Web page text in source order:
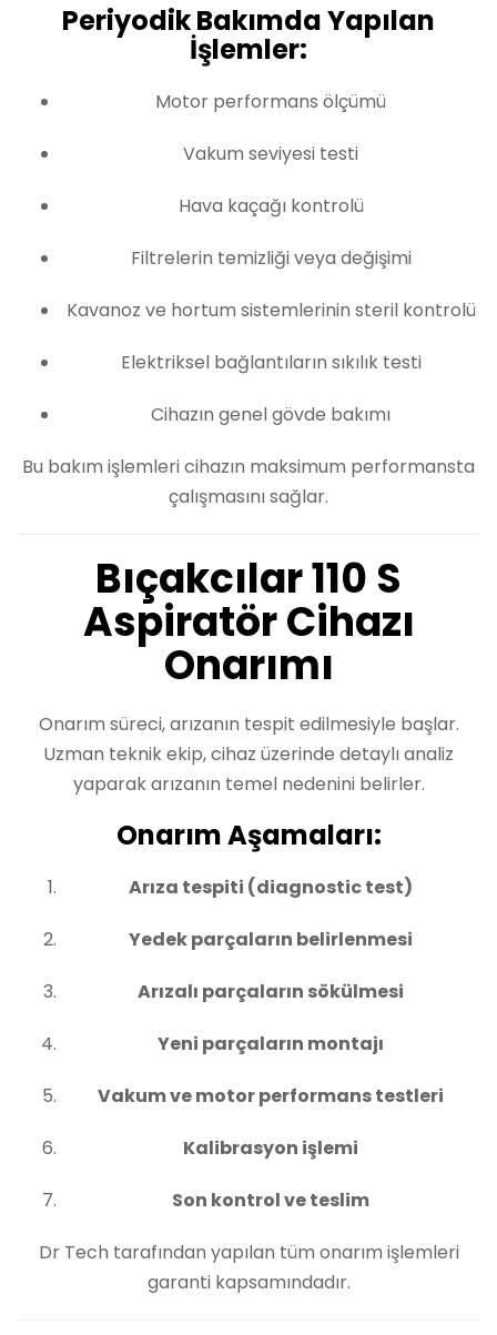
Periyodik Bakımda Yapılan
İşlemler:
Motor performans ölçümü
Vakum seviyesi testi
Hava kaçağı kontrolü
Filtrelerin temizliği veya değişimi
Kavanoz ve hortum sistemlerinin steril kontrolü
Elektriksel bağlantıların sıkılık testi
Cihazın genel gövde bakımı
Bu bakım işlemleri cihazın maksimum performansta
çalışmasını sağlar.
Bıçakcılar 110 S
Aspiratör Cihazı
Onarımı
Onarım süreci, arızanın tespit edilmesiyle başlar.
Uzman teknik ekip, cihaz üzerinde detaylı analiz
yaparak arızanın temel nedenini belirler.
Onarım Aşamaları:
Arıza tespiti (diagnostic test)
Yedek parçaların belirlenmesi
Arızalı parçaların sökülmesi
Yeni parçaların montajı
Vakum ve motor performans testleri
Kalibrasyon işlemi
Son kontrol ve teslim
Dr Tech tarafından yapılan tüm onarım işlemleri
garanti kapsamındadır.